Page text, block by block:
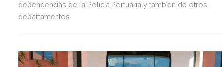
dependencias de la Policía Portuaria y también de otros
departamentos.